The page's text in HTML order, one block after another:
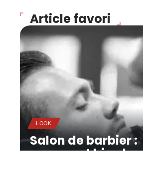
Article favori
LOOK
Salon de barbier :
comment bien le